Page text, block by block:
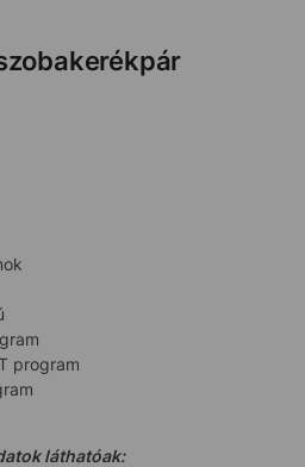
program
láthatóak: